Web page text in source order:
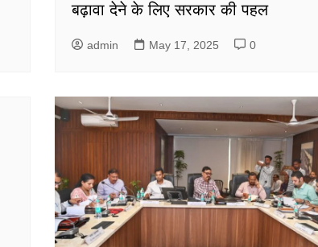
बढ़ावा देने के लिए सरकार की पहल
admin May 17, 2025 0